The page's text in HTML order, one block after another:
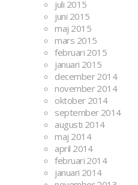
juli 2015
juni 2015
maj 2015
mars 2015
februari 2015
januari 2015
december 2014
november 2014
oktober 2014
september 2014
augusti 2014
maj 2014
april 2014
februari 2014
januari 2014